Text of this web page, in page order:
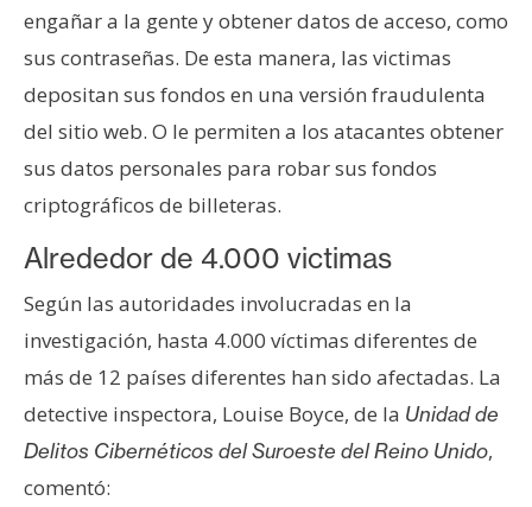
e
n
s
a
T
e
m
a
R
e
u
engañar a la gente y obtener datos de acceso, como
sus contraseñas. De esta manera, las victimas
depositan sus fondos en una versión fraudulenta
del sitio web. O le permiten a los atacantes obtener
sus datos personales para robar sus fondos
criptográficos de billeteras.
Alrededor de 4.000 victimas
Según las autoridades involucradas en la
investigación, hasta 4.000 víctimas diferentes de
más de 12 países diferentes han sido afectadas. La
detective inspectora, Louise Boyce, de la Unidad de
Delitos Cibernéticos del Suroeste del Reino Unido,
comentó: